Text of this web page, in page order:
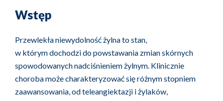
Wstęp
Przewlekła niewydolność żylna to stan,
w którym dochodzi do powstawania zmian skórnych
spowodowanych nadciśnieniem żylnym. Klinicznie
choroba może charakteryzować się różnym stopniem
zaawansowania, od teleangiektazji i żylaków,